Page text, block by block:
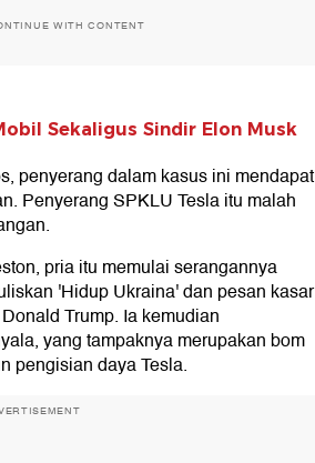
WITH CONTENT
Sekaligus Sindir Elon Musk
penyerang dalam kasus ini mendapat
Penyerang SPKLU Tesla itu malah
pria itu memulai serangannya
'Hidup Ukraina' dan pesan kasar
Trump. Ia kemudian
yang tampaknya merupakan bom
pengisian daya Tesla.